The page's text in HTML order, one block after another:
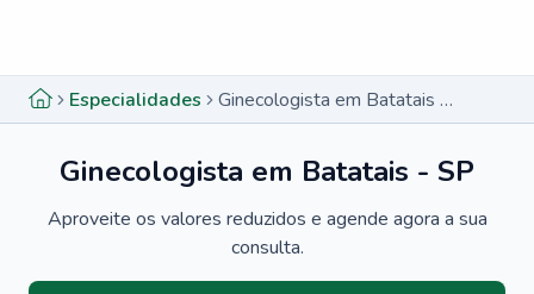
Especialidades Ginecologista em Batatais - SP
Ginecologista em Batatais - SP
Aproveite os valores reduzidos e agende agora a sua
consulta.